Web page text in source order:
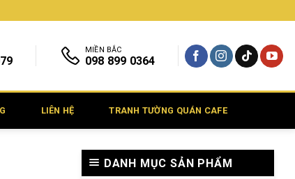
MIỀN BẮC
098 899 0364
LIÊN HỆ TRANH TƯỜNG QUÁN CAFE
DANH MỤC SẢN PHẨM